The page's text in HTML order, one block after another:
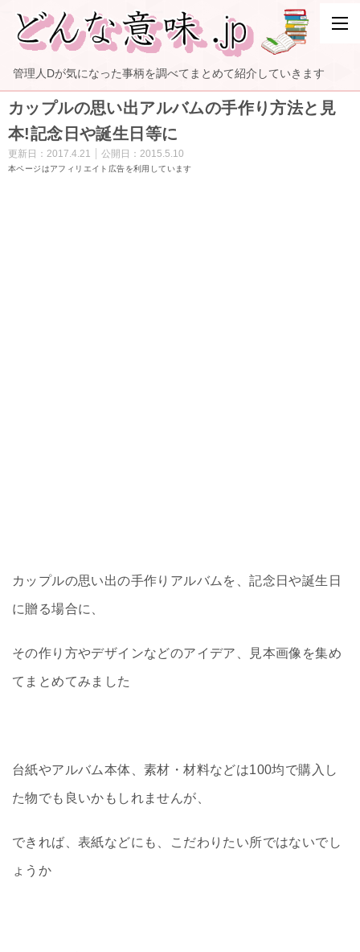
管理人Dが気になった事柄を調べてまとめて紹介していきます
カップルの思い出アルバムの手作り方法と見
本!記念日や誕生日等に
更新日： 2017.4.21 公開日： 2015.5.10
本ページはアフィリエイト広告を利用しています
カップルの思い出の手作りアルバムを、記念日や誕生日
に贈る場合に、
その作り方やデザインなどのアイデア、見本画像を集め
てまとめてみました
台紙やアルバム本体、素材・材料などは100均で購入し
た物でも良いかもしれませんが、
できれば、表紙などにも、こだわりたい所ではないでし
ょうか